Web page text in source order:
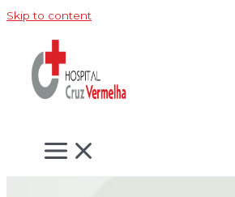
Skip to content